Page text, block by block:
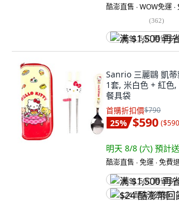
酷澎直售 ∙ WOW免運
(362)
满 $1,500 再省
Sanrio 三麗鷗 凱
1套, 米白色 + 紅色
餐具袋
首購折扣價$790
25% $590 (
明天 8/8 (六) 預計
酷澎直售 ∙ 免運 ∙ 免費
满 $1,500 再省
$24 酷澎幣回饋